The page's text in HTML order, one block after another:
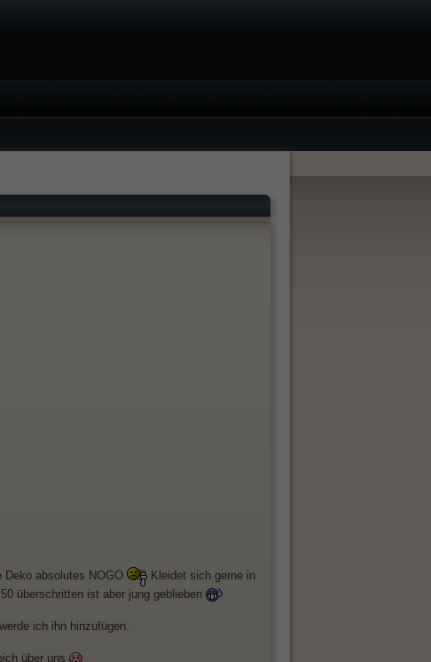
absolutes NOGO
Kleidet sich gerne in
überschritten ist aber jung geblieben
ich ihn hinzufügen.
über uns